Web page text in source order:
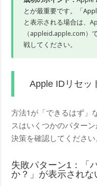
とが最重要です。「
と表示される場合は、
（appleid.apple.com）
戦してください。
Apple IDリセッ
方法1が「できるはず」
スはいくつかのパター
決策を確認してください
失敗パターン1：「
か？」が表示されな